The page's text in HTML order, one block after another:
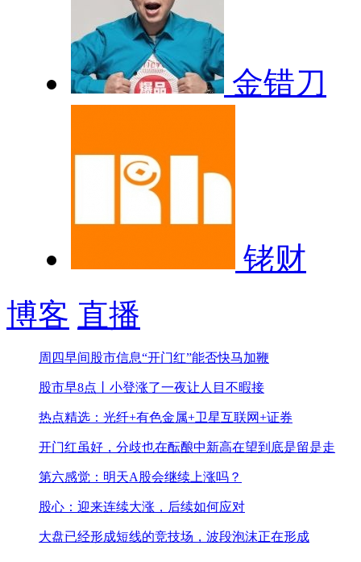
金错刀
铑财
博客 直播
周四早间股市信息“开门红”能否快马加鞭
股市早8点丨小登涨了一夜让人目不暇接
热点精选：光纤+有色金属+卫星互联网+证券
开门红虽好，分歧也在酝酿中新高在望到底是留是走
第六感觉：明天A股会继续上涨吗？
股心：迎来连续大涨，后续如何应对
大盘已经形成短线的竞技场，波段泡沫正在形成